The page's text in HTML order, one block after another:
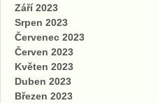
Září 2023
Srpen 2023
Červenec 2023
Červen 2023
Květen 2023
Duben 2023
Březen 2023